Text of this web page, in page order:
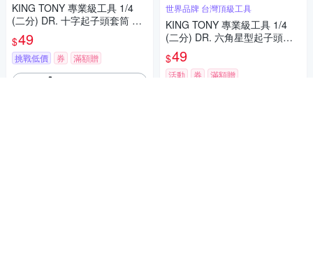
KING TONY 專業級工具 1/4
(二分) DR. 十字起子頭套筒 PH
4 (203104)
$49
挑戰低價 券 滿額贈
世界品牌 台灣頂級工具
KING TONY 專業級工具 1/4
(二分) DR. 六角星型起子頭套
筒 T9 (203309)
$49
活動 券 滿額贈